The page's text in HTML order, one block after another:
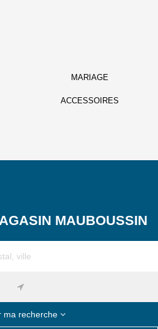
MARIAGE
ACCESSOIRES
MAUBOUSSIN
ma recherche